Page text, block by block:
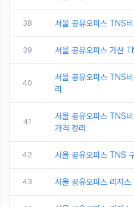
38 서울 공유오피스 TNS
39 서울 공유오피스 가산
40
서울 공유오피스 TNS
리
41
서울 공유오피스 TNS
가격 정리
42 서울 공유오피스 TNS
43 서울 공유오피스 리저스